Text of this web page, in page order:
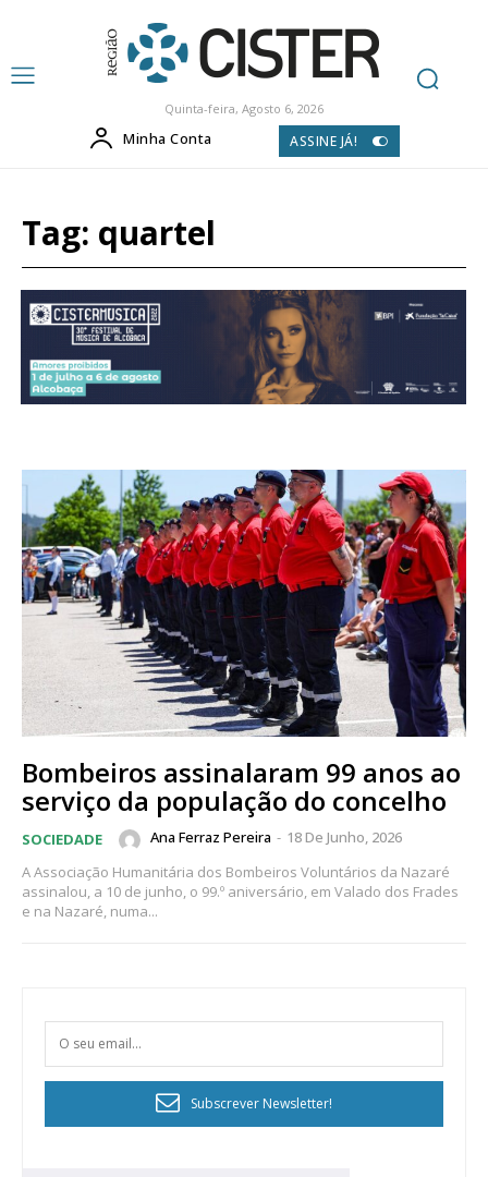
Quinta-feira, Agosto 6, 2026
Minha Conta ASSINE JÁ!
Tag: quartel
Bombeiros assinalaram 99 anos ao
serviço da população do concelho
SOCIEDADE Ana Ferraz Pereira - 18 De Junho, 2026
A Associação Humanitária dos Bombeiros Voluntários da Nazaré
assinalou, a 10 de junho, o 99.º aniversário, em Valado dos Frades
e na Nazaré, numa...
Subscrever Newsletter!